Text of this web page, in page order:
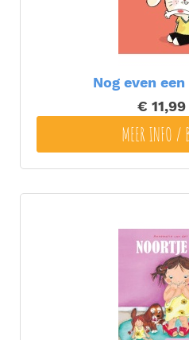
Nog even
€ 11,99
MEER INFO /